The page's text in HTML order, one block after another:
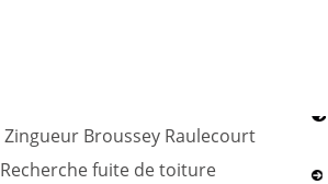
Zingueur Broussey Raulecourt
Recherche fuite de toiture